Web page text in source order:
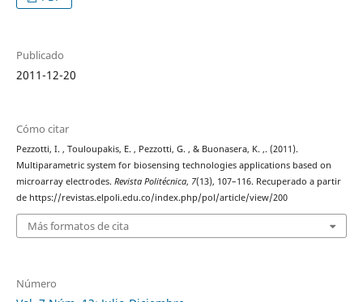
Publicado
2011-12-20
Cómo citar
Pezzotti, I. , Touloupakis, E. , Pezzotti, G. , & Buonasera, K. ,. (2011).
Multiparametric system for biosensing technologies applications based on
microarray electrodes. Revista Politécnica, 7(13), 107–116. Recuperado a partir
de https://revistas.elpoli.edu.co/index.php/pol/article/view/200
Más formatos de cita
Número